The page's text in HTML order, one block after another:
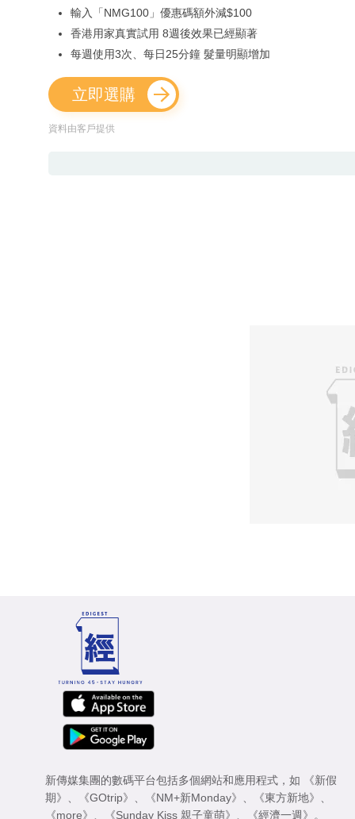
輸入「NMG100」優惠碼額外減$100
香港用家真實試用 8週後效果已經顯著
每週使用3次、每日25分鐘 髮量明顯增加
立即選購
資料由客戶提供
新傳媒集團的數碼平台包括多個網站和應用程式，如
《新假
期》 、 《GOtrip》 、 《NM+新Monday》 、 《東方新地》 、
《more》 、 《Sunday Kiss 親子童萌》 、 《經濟一週》 。